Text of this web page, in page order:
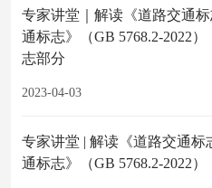
专家讲堂｜解读《道路交通
通标志》（GB 5768.2-2022
志部分
2023-04-03
专家讲堂 | 解读《道路交通标
通标志》（GB 5768.2-2022